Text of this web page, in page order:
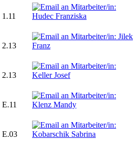
1.11
2.13
2.13
E.11
E.03